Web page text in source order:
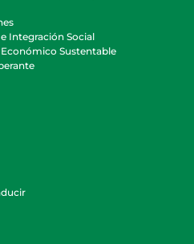
Integración Social
Sustentable